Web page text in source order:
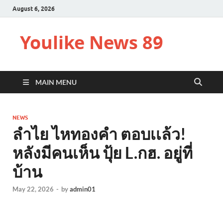
August 6, 2026
Youlike News 89
MAIN MENU
NEWS
ลำไย ไหทองคำ ตอบเเล้ว!
หลังมีคนเห็น ปุ้ย L.กฮ. อยู่ที่
บ้าน
May 22, 2026 - byadmin01